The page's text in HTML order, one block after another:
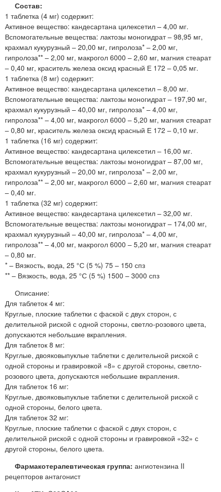
Состав:
1 таблетка (4 мг) содержит:
Активное вещество: кандесартана цилексетил – 4,00 мг.
Вспомогательные вещества: лактозы моногидрат – 98,95 мг,
крахмал кукурузный – 20,00 мг, гипролоза* – 2,00 мг,
гипролоза** – 2,00 мг, макрогол 6000 – 2,60 мг, магния стеарат
– 0,40 мг, краситель железа оксид красный Е 172 – 0,05 мг.
1 таблетка (8 мг) содержит:
Активное вещество: кандесартана цилексетил – 8,00 мг.
Вспомогательные вещества: лактозы моногидрат – 197,90 мг,
крахмал кукурузный – 40,00 мг, гипролоза* – 4,00 мг,
гипролоза** – 4,00 мг, макрогол 6000 – 5,20 мг, магния стеарат
– 0,80 мг, краситель железа оксид красный Е 172 – 0,10 мг.
1 таблетка (16 мг) содержит:
Активное вещество: кандесартана цилексетил – 16,00 мг.
Вспомогательные вещества: лактозы моногидрат – 87,00 мг,
крахмал кукурузный – 20,00 мг, гипролоза* – 2,00 мг,
гипролоза** – 2,00 мг, макрогол 6000 – 2,60 мг, магния стеарат
– 0,40 мг.
1 таблетка (32 мг) содержит:
Активное вещество: кандесартана цилексетил – 32,00 мг.
Вспомогательные вещества: лактозы моногидрат – 174,00 мг,
крахмал кукурузный – 40,00 мг, гипролоза* – 4,00 мг,
гипролоза** – 4,00 мг, макрогол 6000 – 5,20 мг, магния стеарат
– 0,80 мг.
* – Вязкость, вода, 25 °С (5 %) 75 – 150 спз
** – Вязкость, вода, 25 °С (5 %) 1500 – 3000 спз
Описание:
Для таблеток 4 мг:
Круглые, плоские таблетки с фаской с двух сторон, с
делительной риской с одной стороны, светло-розового цвета,
допускаются небольшие вкрапления.
Для таблеток 8 мг:
Круглые, двояковыпуклые таблетки с делительной риской с
одной стороны и гравировкой «8» с другой стороны, светло-
розового цвета, допускаются небольшие вкрапления.
Для таблеток 16 мг:
Круглые, двояковыпуклые таблетки с делительной риской с
одной стороны, белого цвета.
Для таблеток 32 мг:
Круглые, плоские таблетки с фаской с двух сторон, с
делительной риской с одной стороны и гравировкой «32» с
другой стороны, белого цвета.
Фармакотерапевтическая группа: ангиотензина II
рецепторов антагонист